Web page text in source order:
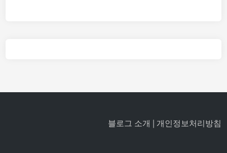
블로그 소개 | 개인정보처리방침